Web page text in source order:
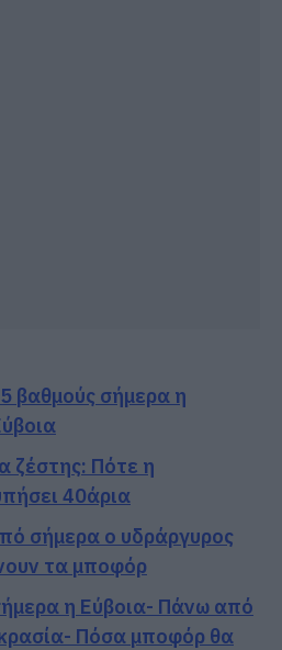
βαθμούς σήμερα η
ζέστης: Πότε η
40άρια
σήμερα ο υδράργυρος
τα μποφόρ
η Εύβοια- Πάνω από
Πόσα μποφόρ θα